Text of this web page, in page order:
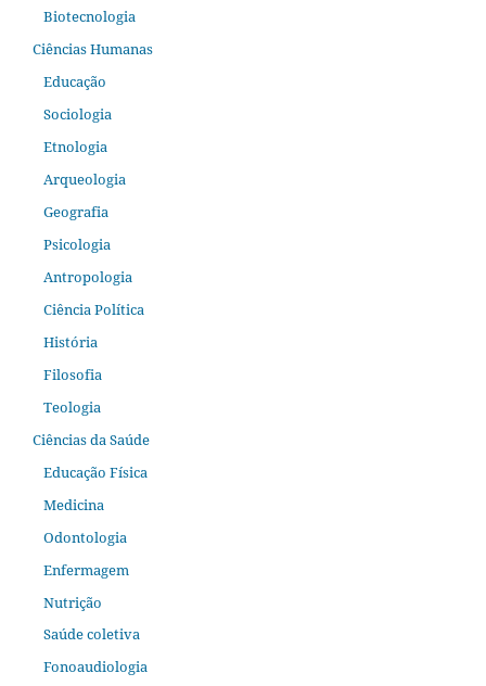
Biotecnologia
Ciências Humanas
Educação
Sociologia
Etnologia
Arqueologia
Geografia
Psicologia
Antropologia
Ciência Política
História
Filosofia
Teologia
Ciências da Saúde
Educação Física
Medicina
Odontologia
Enfermagem
Nutrição
Saúde coletiva
Fonoaudiologia